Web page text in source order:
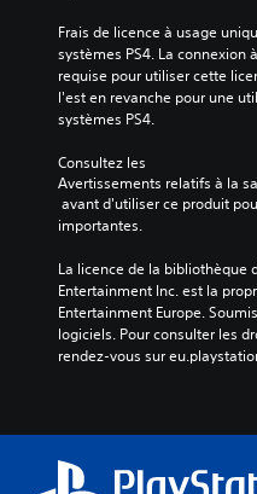
Frais de licence à usage
systèmes PS4. La
requise pour utiliser cette
l'est en revanche pour une
systèmes PS4.
Consultez les
Avertissements relatifs à la
importantes.
La licence de la bibliothèque
Entertainment Inc. est la
Entertainment Europe.
logiciels. Pour consulter les
rendez-vous sur